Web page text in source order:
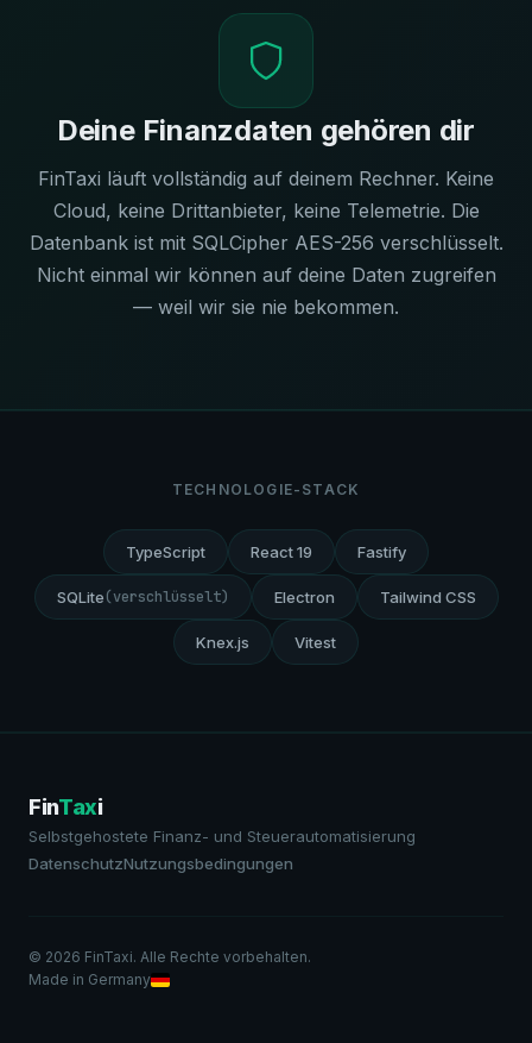
Deine Finanzdaten gehören dir
FinTaxi läuft vollständig auf deinem Rechner. Keine
Cloud, keine Drittanbieter, keine Telemetrie. Die
Datenbank ist mit SQLCipher AES-256 verschlüsselt.
Nicht einmal wir können auf deine Daten zugreifen
— weil wir sie nie bekommen.
TECHNOLOGIE-STACK
TypeScript React 19 Fastify
SQLite(verschlüsselt) Electron Tailwind CSS
Knex.js Vitest
FinTaxi
Selbstgehostete Finanz- und Steuerautomatisierung
DatenschutzNutzungsbedingungen
© 2026 FinTaxi. Alle Rechte vorbehalten.
Made in Germany